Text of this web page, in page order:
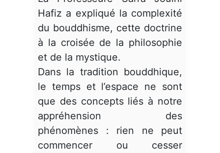
Hafiz a expliqué la complexité
du bouddhisme, cette doctrine
à la croisée de la philosophie
et de la mystique.
Dans la tradition bouddhique,
le temps et l’espace ne sont
que des concepts liés à notre
appréhension des
phénomènes : rien ne peut
commencer ou cesser